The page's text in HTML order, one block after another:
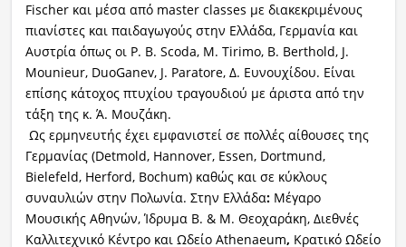
Fischer και μέσα από master classes με διακεκριμένους
πιανίστες και παιδαγωγούς στην Ελλάδα, Γερμανία και
Αυστρία όπως οι P. B. Scoda, M. Tirimo, B. Berthold, J.
Mounieur, DuoGanev, J. Paratore, Δ. Ευνουχίδου. Είναι
επίσης κάτοχος πτυχίου τραγουδιού με άριστα από την
τάξη της κ. Ά. Μουζάκη.
Ως ερμηνευτής έχει εμφανιστεί σε πολλές αίθουσες της
Γερμανίας (Detmold, Hannover, Essen, Dortmund,
Bielefeld, Herford, Bochum) καθώς και σε κύκλους
συναυλιών στην Πολωνία. Στην Ελλάδα: Μέγαρο
Μουσικής Αθηνών, Ίδρυμα Β. & Μ. Θεοχαράκη, Διεθνές
Καλλιτεχνικό Κέντρο και Ωδείο Athenaeum, Κρατικό Ωδείο